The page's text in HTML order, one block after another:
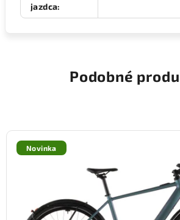
jazdca:
Podobné
Novinka